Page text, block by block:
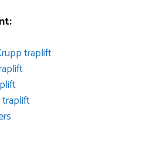
traplift
traplift